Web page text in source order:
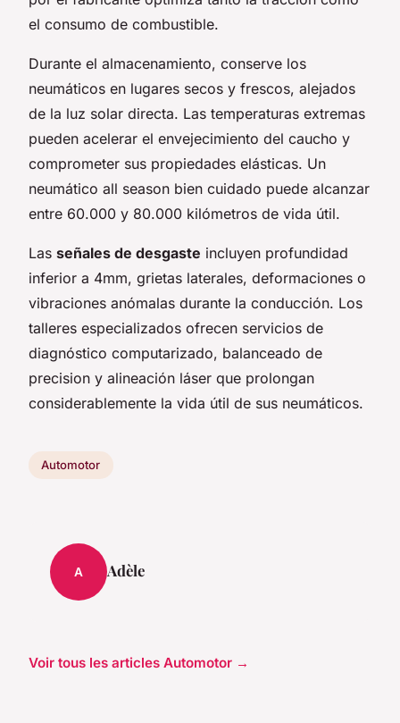
el consumo de combustible.
Durante el almacenamiento, conserve los
neumáticos en lugares secos y frescos, alejados
de la luz solar directa. Las temperaturas extremas
pueden acelerar el envejecimiento del caucho y
comprometer sus propiedades elásticas. Un
neumático all season bien cuidado puede alcanzar
entre 60.000 y 80.000 kilómetros de vida útil.
Las señales de desgaste incluyen profundidad
inferior a 4mm, grietas laterales, deformaciones o
vibraciones anómalas durante la conducción. Los
talleres especializados ofrecen servicios de
diagnóstico computarizado, balanceado de
precision y alineación láser que prolongan
considerablemente la vida útil de sus neumáticos.
Automotor
A Adèle
Voir tous les articles Automotor →